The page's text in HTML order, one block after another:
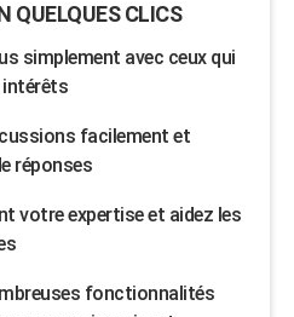
QUELQUES CLICS
simplement avec ceux qui
facilement et
réponses
votre expertise et aidez les
fonctionnalités